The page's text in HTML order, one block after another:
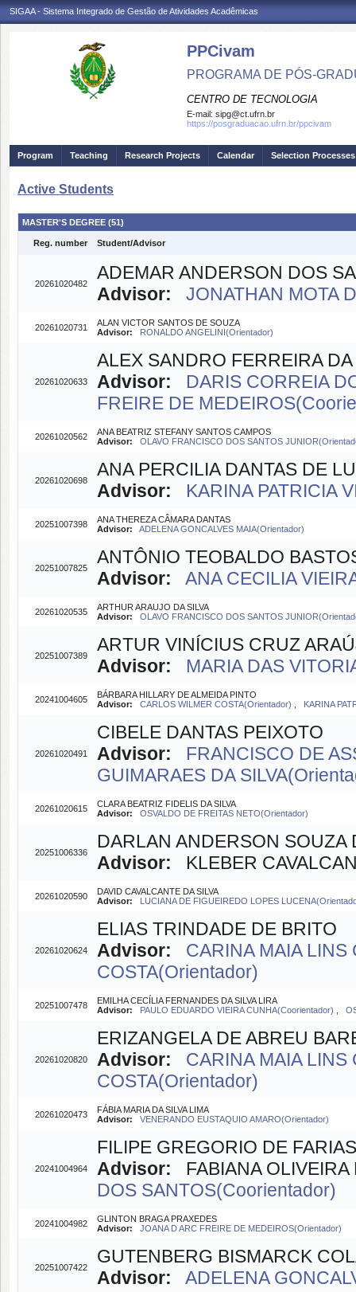
SIGAA - Sistema Integrado de Gestão de Atividades Acadêmicas
PPCivam
PROGRAMA DE PÓS-
CENTRO DE TECNOLOGIA
E-mail: sipg@ct.ufrn.br
https://posgraduacao.ufrn.br/ppcivam
Program Teaching Research Projects Calendar Selection Processes
Active Students
MASTER'S DEGREE (51)
Reg. number Student/Advisor
20261020482
ADEMAR ANDERSON DOS
Advisor:
JONATHAN MOTA
20261020731
ALAN VICTOR SANTOS DE SOUZA
Advisor:
RONALDO ANGELINI(Orientador)
20261020633
ALEX SANDRO FERREIRA DA
Advisor:
DARIS CORREIA
FREIRE DE
20261020562
ANA BEATRIZ STEFANY SANTOS CAMPOS
Advisor:
OLAVO FRANCISCO DOS SANTOS
20261020698
ANA PERCILIA DANTAS DE
Advisor:
KARINA PATRICIA
20251007398
ANA THEREZA CÂMARA DANTAS
Advisor:
ADELENA GONCALVES MAIA(Orientador)
20251007825
ANTÔNIO TEOBALDO
Advisor:
ANA CECILIA
20261020535
ARTHUR ARAUJO DA SILVA
Advisor:
OLAVO FRANCISCO DOS SANTOS
20251007389
ARTUR VINÍCIUS CRUZ
Advisor:
MARIA DAS
20241004605
BÁRBARA HILLARY DE ALMEIDA PINTO
Advisor:
CARLOS WILMER COSTA(Orientador) KARINA
20261020491
CIBELE DANTAS PEIXOTO
Advisor:
FRANCISCO DE
GUIMARAES DA
20261020615
CLARA BEATRIZ FIDELIS DA SILVA
Advisor:
OSVALDO DE FREITAS NETO(Orientador)
20251006336
DARLAN ANDERSON SOUZA
Advisor: KLEBER
20261020590
DAVID CAVALCANTE DA SILVA
Advisor:
LUCIANA DE FIGUEIREDO LOPES
20261020624
ELIAS TRINDADE DE BRITO
Advisor:
CARINA MAIA
COSTA(Orientador)
20251007478
EMILHA CECÍLIA FERNANDES DA SILVA LIRA
Advisor:
PAULO EDUARDO VIEIRA CUNHA(Coorientador)
20261020820
ERIZANGELA DE ABREU
Advisor:
CARINA MAIA
COSTA(Orientador)
20261020473
FÁBIA MARIA DA SILVA LIMA
Advisor:
VENERANDO EUSTAQUIO AMARO(Orientador)
20241004964
FILIPE GREGORIO DE
Advisor: FABIANA
DOS SANTOS(Coorientador)
20241004982
GLINTON BRAGA PRAXEDES
Advisor:
JOANA D ARC FREIRE DE MEDEIROS(Orientador)
20251007422
GUTENBERG BISMARCK
Advisor:
ADELENA